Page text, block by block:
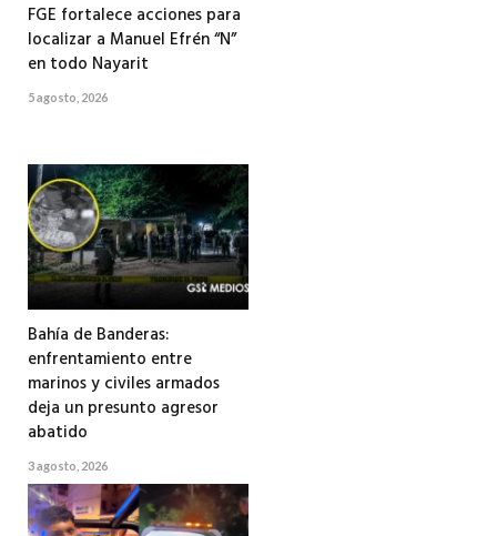
FGE fortalece acciones para
localizar a Manuel Efrén “N”
en todo Nayarit
5 agosto, 2026
Bahía de Banderas:
enfrentamiento entre
marinos y civiles armados
deja un presunto agresor
abatido
3 agosto, 2026